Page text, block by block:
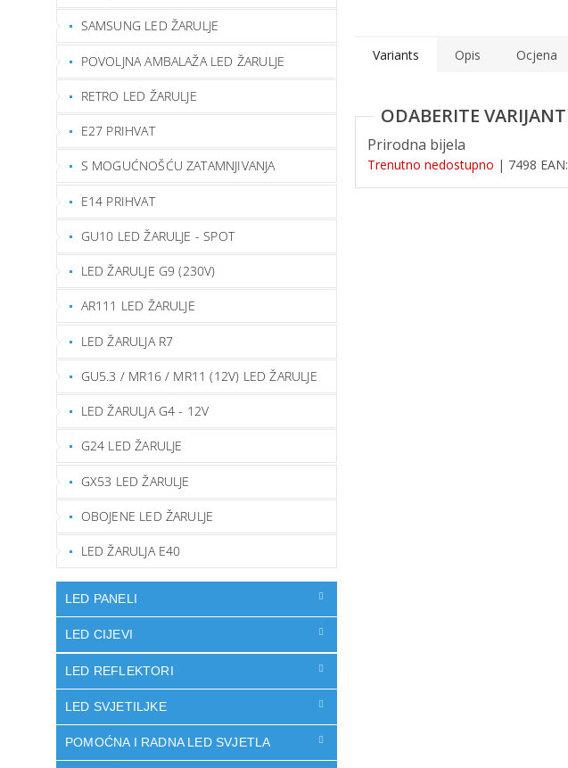
SAMSUNG LED ŽARULJE
POVOLJNA AMBALAŽA LED ŽARULJE
RETRO LED ŽARULJE
E27 PRIHVAT
S MOGUĆNOŠĆU ZATAMNJIVANJA
E14 PRIHVAT
GU10 LED ŽARULJE - SPOT
LED ŽARULJE G9 (230V)
AR111 LED ŽARULJE
LED ŽARULJA R7
GU5.3 / MR16 / MR11 (12V) LED ŽARULJE
LED ŽARULJA G4 - 12V
G24 LED ŽARULJE
GX53 LED ŽARULJE
OBOJENE LED ŽARULJE
LED ŽARULJA E40
LED PANELI
LED CIJEVI
LED REFLEKTORI
LED SVJETILJKE
POMOĆNA I RADNA LED SVJETLA
Variants Opis Ocjena
Prirodna bijela
Trenutno nedostupno | 7498 EAN: